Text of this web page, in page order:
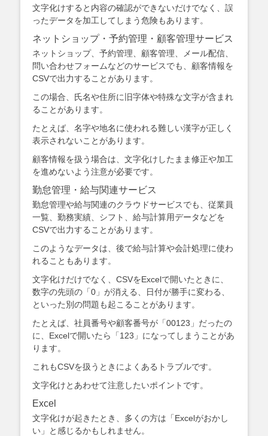
文字化けすると内容の確認ができないだけでなく、誤
ったデータを加工してしまう危険もあります。
ネットショップ・予約管理・顧客管理サービス
ネットショップ、予約管理、顧客管理、メール配信、
問い合わせフォームなどのサービスでも、顧客情報を
CSVで出力することがあります。
この場合、氏名や住所に旧字体や特殊な文字が含まれ
ることがあります。
たとえば、名字や地名に使われる難しい漢字が正しく
表示されないことがあります。
顧客情報を扱う場合は、文字化けしたまま修正や加工
を進めないよう注意が必要です。
勤怠管理・給与関連サービス
勤怠管理や給与関連のクラウドサービスでも、従業員
一覧、勤務実績、シフト、給与計算用データなどを
CSVで出力することがあります。
このようなデータは、後で給与計算や会計処理に使わ
れることもあります。
文字化けだけでなく、CSVをExcelで開いたときに、
数字の先頭の「0」が消える、日付が勝手に変わる、
といった別の問題も起こることがあります。
たとえば、社員番号や顧客番号が「00123」だったの
に、Excelで開いたら「123」になってしまうことがあ
ります。
これもCSVを扱うときによくあるトラブルです。
文字化けとあわせて注意したいポイントです。
Excel
文字化けが起きたとき、多くの方は「Excelがおかし
い」と感じるかもしれません。